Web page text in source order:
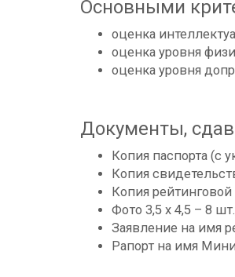
Основными
оценка
оценка уровня
оценка уровня
Документы,
Копия паспорта (с
Копия
Копия
Фото 3,5 x 4,5 – 8
Заявление на имя
Рапорт на имя